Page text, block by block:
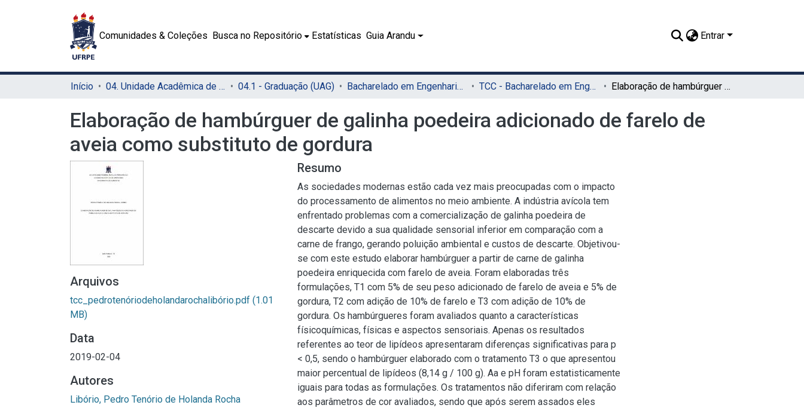
Comunidades & Coleções Busca no Repositório Estatísticas Guia Arandu Entrar
Início 04. Unidade Acadêmica de Garanhuns (UAG) 04.1 - Graduação (UAG) Bacharelado em Engenharia de Alimentos (UAG) TCC - Bacharelado em Engenharia de Alimentos (UAG) Elaboração de hambúrguer de galinha poedeira adicionado de farelo de aveia como substituto de gordura
Elaboração de hambúrguer de galinha poedeira adicionado de farelo de
aveia como substituto de gordura
Arquivos
tcc_pedrotenóriodeholandarochalibório.pdf (1.01
MB)
Data
2019-02-04
Autores
Libório, Pedro Tenório de Holanda Rocha
Resumo
As sociedades modernas estão cada vez mais preocupadas com o impacto
do processamento de alimentos no meio ambiente. A indústria avícola tem
enfrentado problemas com a comercialização de galinha poedeira de
descarte devido a sua qualidade sensorial inferior em comparação com a
carne de frango, gerando poluição ambiental e custos de descarte. Objetivou-
se com este estudo elaborar hambúrguer a partir de carne de galinha
poedeira enriquecida com farelo de aveia. Foram elaboradas três
formulações, T1 com 5% de seu peso adicionado de farelo de aveia e 5% de
gordura, T2 com adição de 10% de farelo e T3 com adição de 10% de
gordura. Os hambúrgueres foram avaliados quanto a características
físicoquímicas, físicas e aspectos sensoriais. Apenas os resultados
referentes ao teor de lipídeos apresentaram diferenças significativas para p
< 0,5, sendo o hambúrguer elaborado com o tratamento T3 o que apresentou
maior percentual de lipídeos (8,14 g / 100 g). Aa e pH foram estatisticamente
iguais para todas as formulações. Os tratamentos não diferiram com relação
aos parâmetros de cor avaliados, sendo que após serem assados eles